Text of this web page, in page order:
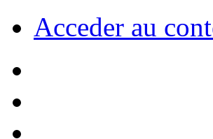
Acceder au